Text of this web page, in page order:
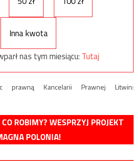
Inna kwota
nas tym miesiącu: Tutaj
prawną Kancelarii Prawnej Litwin:
ROBIMY? WESPRZYJ PROJEKT
POLONIA!